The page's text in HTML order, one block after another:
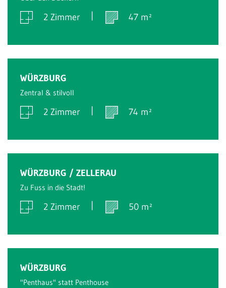
2 Zimmer 47 m²
WÜRZBURG
Zentral & stilvoll
2 Zimmer 74 m²
WÜRZBURG / ZELLERAU
Zu Fuss in die Stadt!
2 Zimmer 50 m²
WÜRZBURG
"Penthaus" statt Penthouse